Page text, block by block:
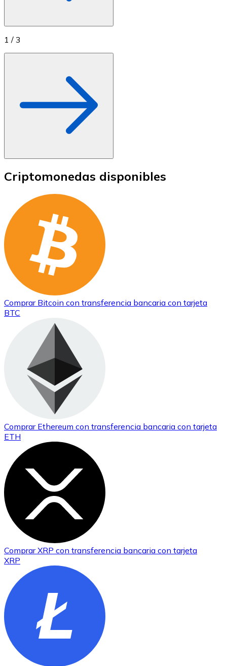
1 / 3
Criptomonedas disponibles
Comprar Bitcoin con transferencia bancaria con tarjeta
BTC
Comprar Ethereum con transferencia bancaria con tarjeta
ETH
ComprarXRP con transferencia bancaria con tarjeta
XRP